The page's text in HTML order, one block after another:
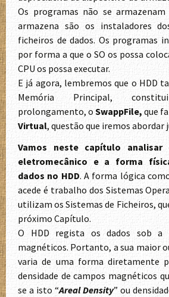
Os programas não se
armazena são os instaladores
ficheiros de dados. Os programas
por forma a que o SO os possa
CPU os possa executar.
E já agora, lembremos que o HDD
Memória Principal,
prolongamento, o SwappFile, que
Virtual, questão que iremos abordar
Vamos neste capítulo analisar
eletromecânico e a forma
dados no HDD. A forma lógica
acede é trabalho dos Sistemas
utilizam os Sistemas de Ficheiros,
próximo Capítulo.
O HDD regista os dados sob a
magnéticos. Portanto, a sua maior
varia de uma forma diretamente
densidade de campos magnéticos
se a isto “Areal Density” ou